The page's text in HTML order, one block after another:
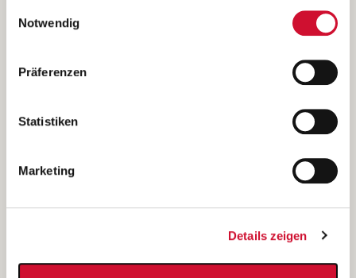
Wenn Sie auf „Cookies zulassen“ klicken, so stimmen
Sie der Speicherung sämtlicher Cookies zu. Sie können
Ihre Einwilligung selbstverständlich jederzeit widerrufen,
indem Sie die Cookie-Einstellungen aufrufen und diese
unsererDatenschutzerklärung
Notwendig
Präferenzen
Statistiken
Marketing
Details zeigen
Betreiber der Webseite
Kantstraße 45a
(Ein Tochterunternehmen des AWO Bezirksverbandes Unterfranken
e.V.)
Bewerbung als Altenpflegehelfer*in